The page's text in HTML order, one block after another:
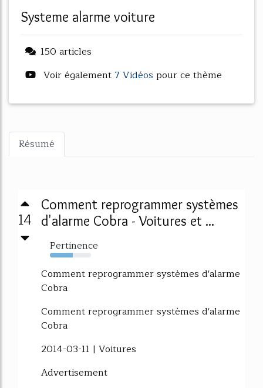
systeme alarme voiture
150 articles
Voir également 7 Vidéos pour ce thème
Résumé
14
Comment reprogrammer systèmes
d'alarme Cobra - Voitures et ...
Pertinence
55%
Comment reprogrammer systèmes d'alarme
Cobra
Comment reprogrammer systèmes d'alarme
Cobra
2014-03-11 | Voitures
Advertisement